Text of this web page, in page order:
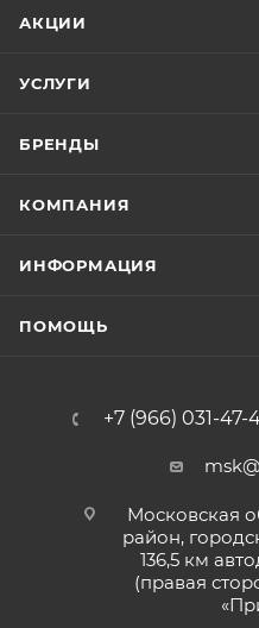
АКЦИИ
УСЛУГИ
БРЕНДЫ
КОМПАНИЯ
ИНФОРМАЦИЯ
ПОМОЩЬ
+7 (966) 031-47-
Московская
район,
136,5 км
(правая